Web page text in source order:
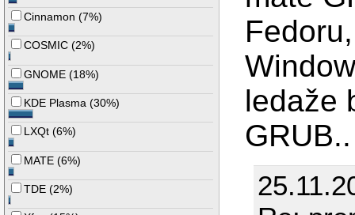
Cinnamon (7%)
COSMIC (2%)
GNOME (18%)
KDE Plasma (30%)
LXQt (6%)
MATE (6%)
TDE (2%)
ledaže
GRUB..